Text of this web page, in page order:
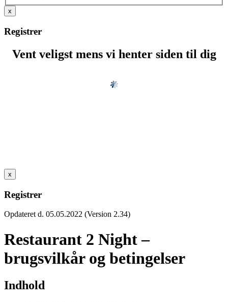
x
Registrer
Vent veligst mens vi henter siden til dig
x
Registrer
Opdateret d. 05.05.2022 (Version 2.34)
Restaurant 2 Night –
brugsvilkår og betingelser
Indhold